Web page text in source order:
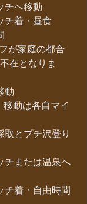
チへ移動
チ着・昼食
が家庭の都合
在となりま
動
動は各自マイ
とプチ沢登り
チまたは温泉へ
チ着・自由時間